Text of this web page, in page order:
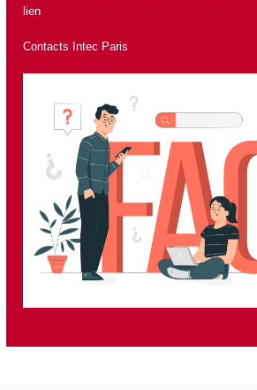
lien
Contacts Intec Paris